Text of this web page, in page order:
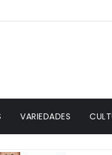
VARIEDADES